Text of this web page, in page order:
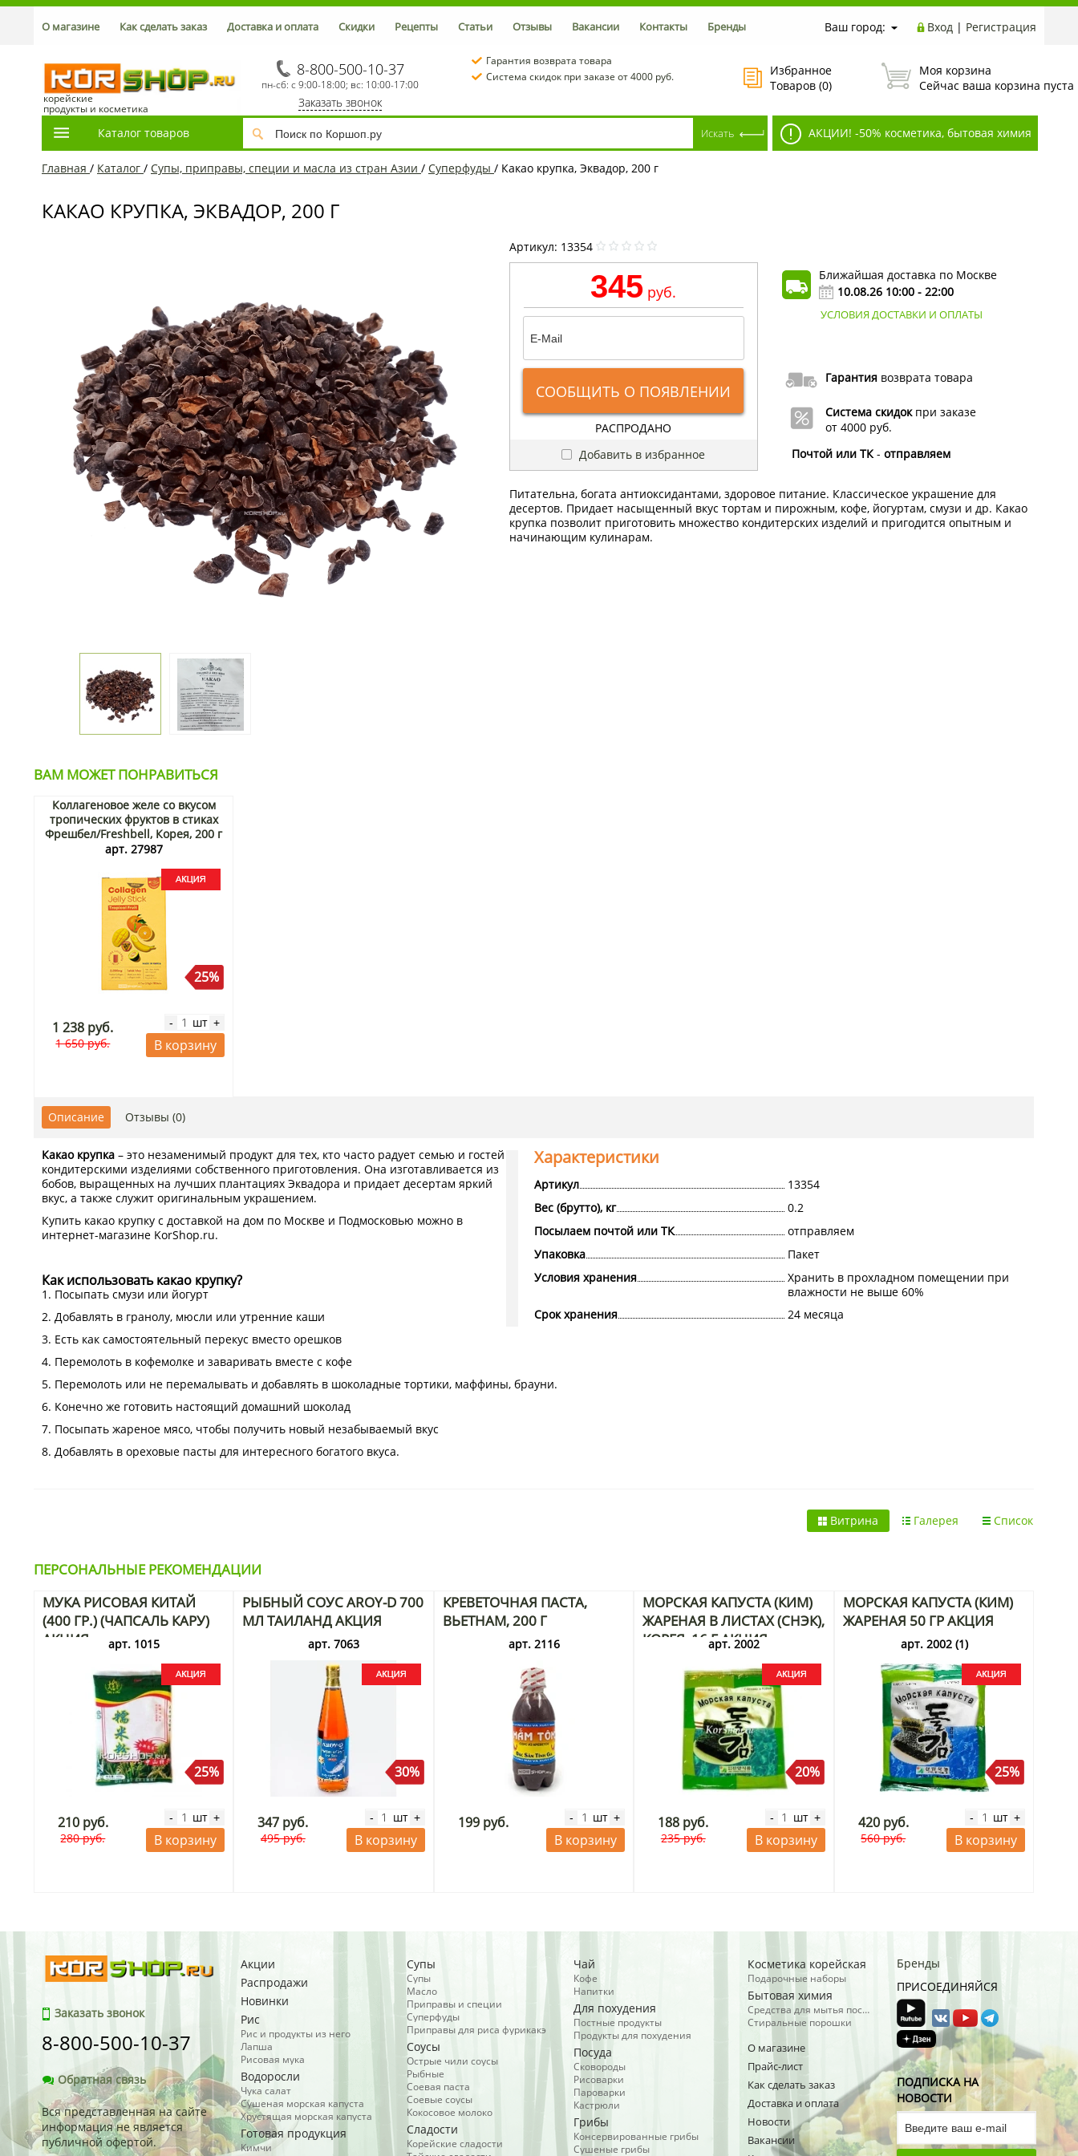
Ваш город: Вход | Регистрация
О магазине Как сделать заказ Доставка и оплата Скидки Рецепты Статьи Отзывы Вакансии Контакты Бренды
корейские
продукты и косметика
8-800-500-10-37
пн-сб: с 9:00-18:00; вс: 10:00-17:00
Заказать звонок
Гарантия возврата товара
Система скидок при заказе от 4000 руб.
Избранное
Товаров (0)
Моя корзина
Сейчас ваша корзина пуста
Каталог товаров АКЦИИ! -50% косметика, бытовая химия
Главная / Каталог / Супы, приправы, специи и масла из стран Азии / Суперфуды / Какао крупка, Эквадор, 200 г
КАКАО КРУПКА, ЭКВАДОР, 200 Г
Артикул: 13354
345 руб.
СООБЩИТЬ О ПОЯВЛЕНИИ
РАСПРОДАНО
Добавить в избранное
Ближайшая доставка по Москве
10.08.26 10:00 - 22:00
УСЛОВИЯ ДОСТАВКИ И ОПЛАТЫ
Гарантиявозврата товара
Система скидокпри заказе
от 4000 руб.
Почтой или ТК- отправляем
Питательна, богата антиоксидантами, здоровое питание. Классическое украшение для
десертов. Придает насыщенный вкус тортам и пирожным, кофе, йогуртам, смузи и др. Какао
крупка позволит приготовить множество кондитерских изделий и пригодится опытным и
начинающим кулинарам.
ВАМ МОЖЕТ ПОНРАВИТЬСЯ
Коллагеновое желе со вкусом
тропических фруктов в стиках
Фрешбел/Freshbell, Корея, 200 г
(10 стиков по 20 г) Акция
арт. 27987
25%
1 238 руб.
1 650 руб.
- шт +
В корзину
Описание Отзывы (0)
Характеристики
Артикул
13354
Вес (брутто), кг
0.2
Посылаем почтой или ТК
отправляем
Упаковка
Пакет
Условия хранения
Хранить в прохладном помещении при
влажности не выше 60%
Срок хранения
24 месяца
Какао крупка – это незаменимый продукт для тех, кто часто радует семью и гостей
кондитерскими изделиями собственного приготовления. Она изготавливается из
бобов, выращенных на лучших плантациях Эквадора и придает десертам яркий
вкус, а также служит оригинальным украшением.
Купить какао крупку с доставкой на дом по Москве и Подмосковью можно в
интернет-магазине KorShop.ru.
Как использовать какао крупку?
1. Посыпать смузи или йогурт
2. Добавлять в гранолу, мюсли или утренние каши
3. Есть как самостоятельный перекус вместо орешков
4. Перемолоть в кофемолке и заваривать вместе с кофе
5. Перемолоть или не перемалывать и добавлять в шоколадные тортики, маффины, брауни.
6. Конечно же готовить настоящий домашний шоколад
7. Посыпать жареное мясо, чтобы получить новый незабываемый вкус
8. Добавлять в ореховые пасты для интересного богатого вкуса.
Список
Галерея
Витрина
ПЕРСОНАЛЬНЫЕ РЕКОМЕНДАЦИИ
МУКА РИСОВАЯ КИТАЙ
(400 ГР.) (ЧАПСАЛЬ КАРУ)
АКЦИЯ
арт. 1015
25%
210 руб.
280 руб.
- шт +
В корзину
РЫБНЫЙ СОУС AROY-D 700
МЛ ТАИЛАНД АКЦИЯ
арт. 7063
30%
347 руб.
495 руб.
- шт +
В корзину
КРЕВЕТОЧНАЯ ПАСТА,
ВЬЕТНАМ, 200 Г
арт. 2116
199 руб. - шт +
В корзину
МОРСКАЯ КАПУСТА (КИМ)
ЖАРЕНАЯ В ЛИСТАХ (СНЭК),
КОРЕЯ, 16 Г АКЦИЯ
арт. 2002
20%
188 руб.
235 руб.
- шт +
В корзину
МОРСКАЯ КАПУСТА (КИМ)
ЖАРЕНАЯ 50 ГР АКЦИЯ
арт. 2002 (1)
25%
420 руб.
560 руб.
- шт +
В корзину
Заказать звонок
8-800-500-10-37
Обратная связь
Вся представленная на сайте
информация не является
публичной офертой.
Акции
Распродажи
Новинки
Рис
Рис и продукты из него
Лапша
Рисовая мука
Водоросли
Чука салат
Сушеная морская капуста
Хрустящая морская капуста
Готовая продукция
Кимчи
Супы
Супы
Масло
Приправы и специи
Суперфуды
Приправы для риса фурикакэ
Соусы
Острые чили соусы
Рыбные
Соевая паста
Соевые соусы
Кокосовое молоко
Сладости
Корейские сладости
Чай
Кофе
Напитки
Для похудения
Постные продукты
Продукты для похудения
Посуда
Сковороды
Рисоварки
Пароварки
Кастрюли
Грибы
Консервированные грибы
Сушеные грибы
Косметика корейская
Подарочные наборы
Бытовая химия
Средства для мытья посуды
Стиральные порошки
О магазине
Прайс-лист
Как сделать заказ
Доставка и оплата
Новости
Вакансии
Бренды
ПРИСОЕДИНЯЙСЯ
ПОДПИСКА НА
НОВОСТИ